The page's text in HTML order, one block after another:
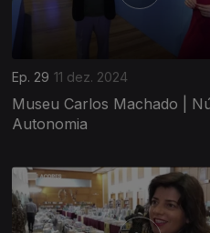
Ep. 29 11 dez. 2024
Museu Carlos Machado |
Autonomia